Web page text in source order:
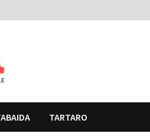
TARTARO